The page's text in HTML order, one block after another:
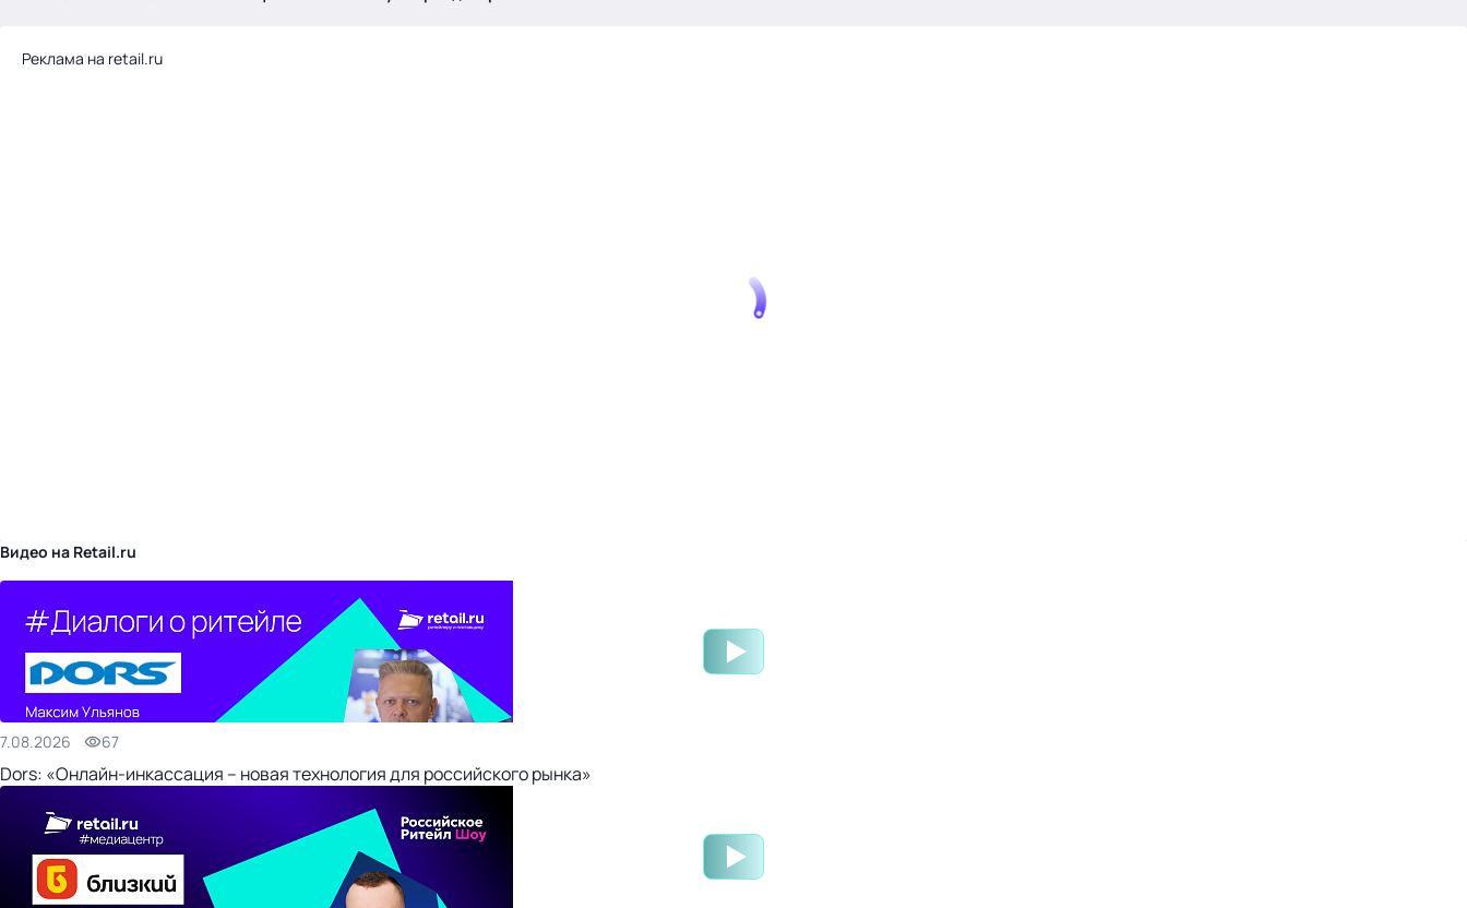
Реклама на retail.ru
Видео на Retail.ru
7.08.2026 67
Dors: «Онлайн-инкассация – новая технология для российского рынка»